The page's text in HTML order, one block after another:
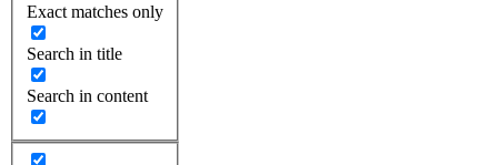
Exact matches only
Search in title
Search in content